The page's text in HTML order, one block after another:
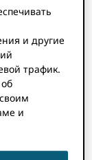
с их
Это
и другие
трафик.
и